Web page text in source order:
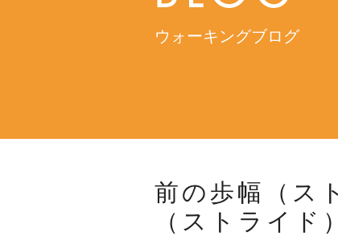
ウォーキングブログ
前の歩幅（ス
（ストライド）